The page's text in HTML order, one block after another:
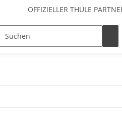
OFFIZIELLER THULE